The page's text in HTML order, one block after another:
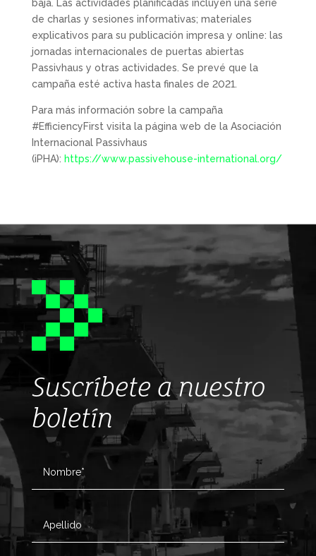
baja. Las actividades planificadas incluyen una serie
de charlas y sesiones informativas; materiales
explicativos para su publicación impresa y online: las
jornadas internacionales de puertas abiertas
Passivhaus y otras actividades. Se prevé que la
campaña esté activa hasta finales de 2021.
Para más información sobre la campaña
#EfficiencyFirst visita la página web de la Asociación
Internacional Passivhaus
(iPHA): https://www.passivehouse-international.org/
Suscríbete a nuestro
boletín